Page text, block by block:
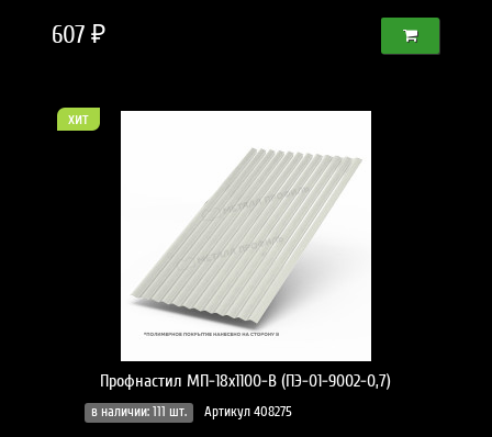
607 ₽
хит
Профнастил МП-18x1100-B (ПЭ-01-9002-0,7)
в наличии: 111 шт. Артикул 408275